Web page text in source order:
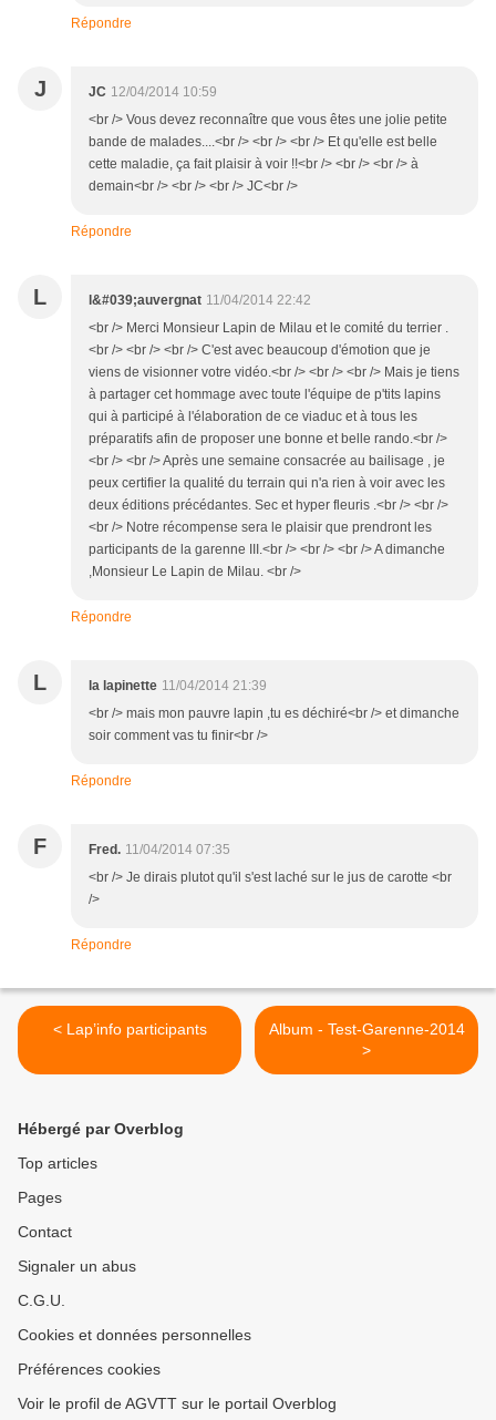
Répondre
J JC 12/04/2014 10:59
<br /> Vous devez reconnaître que vous êtes une jolie petite
bande de malades....<br /> <br /> <br /> Et qu'elle est belle
cette maladie, ça fait plaisir à voir !!<br /> <br /> <br /> à
demain<br /> <br /> <br /> JC<br />
Répondre
L l&#039;auvergnat 11/04/2014 22:42
<br /> Merci Monsieur Lapin de Milau et le comité du terrier .
<br /> <br /> <br /> C'est avec beaucoup d'émotion que je
viens de visionner votre vidéo.<br /> <br /> <br /> Mais je tiens
à partager cet hommage avec toute l'équipe de p'tits lapins
qui à participé à l'élaboration de ce viaduc et à tous les
préparatifs afin de proposer une bonne et belle rando.<br />
<br /> <br /> Après une semaine consacrée au bailisage , je
peux certifier la qualité du terrain qui n'a rien à voir avec les
deux éditions précédantes. Sec et hyper fleuris .<br /> <br />
<br /> Notre récompense sera le plaisir que prendront les
participants de la garenne III.<br /> <br /> <br /> A dimanche
,Monsieur Le Lapin de Milau. <br />
Répondre
L la lapinette 11/04/2014 21:39
<br /> mais mon pauvre lapin ,tu es déchiré<br /> et dimanche
soir comment vas tu finir<br />
Répondre
F Fred. 11/04/2014 07:35
<br /> Je dirais plutot qu'il s'est laché sur le jus de carotte <br
/>
Répondre
< Lap’info participants
Album - Test-Garenne-2014
>
Hébergé par Overblog
Top articles
Pages
Contact
Signaler un abus
C.G.U.
Cookies et données personnelles
Préférences cookies
Voir le profil de AGVTT sur le portail Overblog